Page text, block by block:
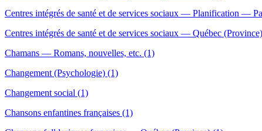
Centres intégrés de santé et de services sociaux — Planification —
Centres intégrés de santé et de services sociaux — Québec
Chamans — Romans, nouvelles, etc. (1)
Changement (Psychologie) (1)
Changement social (1)
Chansons enfantines françaises (1)